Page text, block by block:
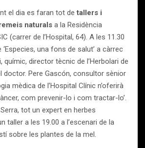
el dia es faran tot detallers i
naturals a la Residència
(carrer de l’Hospital, 64). A les 11.30
‘Especies, una fons de salut’ a càrrec
químic, director tècnic de l’Herbolari de
doctor. Pere Gascón, consultor sènior
mèdica de l’Hospital Clínic n’oferirà
com prevenir-lo i com tractar-lo’.
tot un expert en herbes
taller a les 19.00 a l’escenari de la
sobre les plantes de la mel.